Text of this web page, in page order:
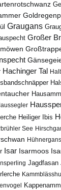
Graugans
Großer
Hachinger Tal
Heiliger Ibis
See
Hühnergans
Isar Isarmoos
Jagdfasan